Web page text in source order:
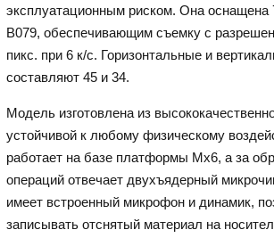
эксплуатационным риском. Она оснащена
B079, обеспечивающим съемку с
пикс. при 6 к/с. Горизонтальные и
составляют 45 и 34.
Модель изготовлена из
устойчивой к любому физическому
работает на базе платформы Mx6, а за
операций отвечает двухъядерный
имеет встроенный микрофон и динамик,
записывать отснятый материал на